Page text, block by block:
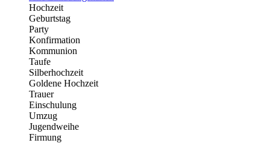
Hochzeit
Geburtstag
Party
Konfirmation
Kommunion
Taufe
Silberhochzeit
Goldene Hochzeit
Trauer
Einschulung
Umzug
Jugendweihe
Firmung